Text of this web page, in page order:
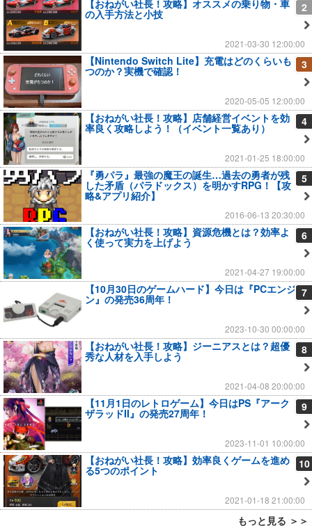
2
【おねがい社長！攻略】オススメの乗り物・車
の入手方法と小技
2021-03-30 12:00:00
3
【Nintendo Switch Lite】充電はどのくらいも
つのか？実機で確認！
2020-05-05 12:00:00
4
【おねがい社長！攻略】店舗経営イベントを効
率良く攻略しよう！（イベント一覧あり）
2021-01-25 18:00:00
5
『勇パラ』最強の魔王の誕生…過去の勇者が残
した矛盾（パラドックス）を明かすRPG！【攻
略&アプリ紹介】
2016-06-13 20:30:00
6
【おねがい社長！攻略】資源危機とは？効率よ
く使って実力を上げよう
2021-04-27 19:00:00
7
【10月30日のゲームハード】今日は『PCエンジ
ン』の発売36周年！
2023-10-30 00:00:00
8
【おねがい社長！攻略】ジーニアスとは？超優
秀な人材を入手しよう
2021-04-08 20:00:00
9
【11月1日のレトロゲーム】今日はPS『アーク
ザラッドII』の発売27周年！
2023-11-01 10:00:00
10
【おねがい社長！攻略】効率良くゲームを進め
る5つのポイント
2021-01-18 21:00:00
もっと見る ＞＞